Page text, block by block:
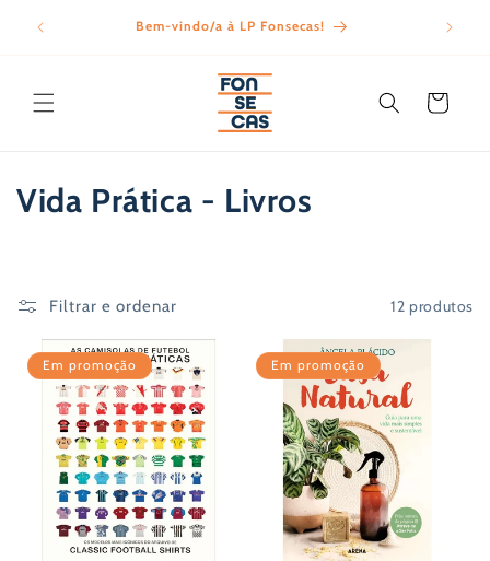
para o
Bem-vindo/a à LP Fonsecas!
Carrinho
C
ç
Vida Prática - Livros
Filtrar e ordenar 12 produtos
Em promoção Em promoção